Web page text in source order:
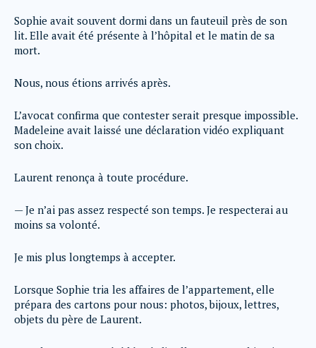
Sophie avait souvent dormi dans un fauteuil près de son
lit. Elle avait été présente à l’hôpital et le matin de sa
mort.
Nous, nous étions arrivés après.
L’avocat confirma que contester serait presque impossible.
Madeleine avait laissé une déclaration vidéo expliquant
son choix.
Laurent renonça à toute procédure.
— Je n’ai pas assez respecté son temps. Je respecterai au
moins sa volonté.
Je mis plus longtemps à accepter.
Lorsque Sophie tria les affaires de l’appartement, elle
prépara des cartons pour nous: photos, bijoux, lettres,
objets du père de Laurent.